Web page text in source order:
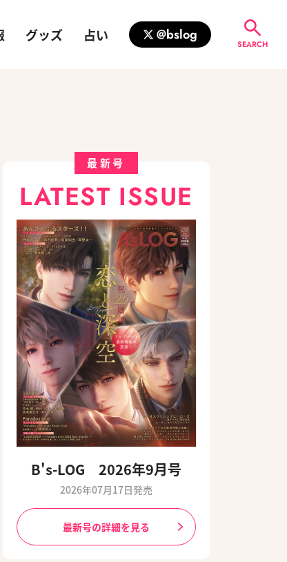
グッズ 占い @bslog
SEARCH
最新号
LATEST ISSUE
B's-LOG 2026年9月号
2026年07月17日発売
最新号の詳細を見る